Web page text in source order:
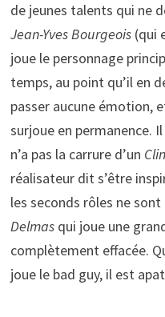
de jeunes talents qui ne
Jean-Yves Bourgeois(qui
joue le personnage
temps, au point qu’il en
passer aucune émotion,
surjoue en permanence.
n’a pas la carrure d’un
réalisateur dit s’être
les seconds rôles ne
Delmasqui joue une
complètement effacée.
joue le bad guy, il est